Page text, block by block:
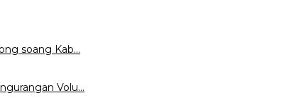
soang Kab…
Volu…